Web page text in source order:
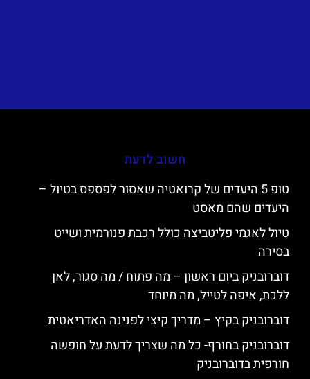
חשוב לדעת
טופ 5 היעדים של קרואטיה שאסור לפספס בטיול –
היעדים שהם מאסט
טיול לאגמי פליטביצה כולל רכבת פנורמית ושייט
בסירה
דוברובניק ביום ראשון – מה פתוח / מה סגור, לאן
ללכת, איפה לטייל, מה מיוחד
דוברובניק בקיץ – מדריך קיצי לפנינה האדריאטית
דוברובניק בחורף- כל מה שצריך לדעת על חופשה
חורפית בדוברובניק